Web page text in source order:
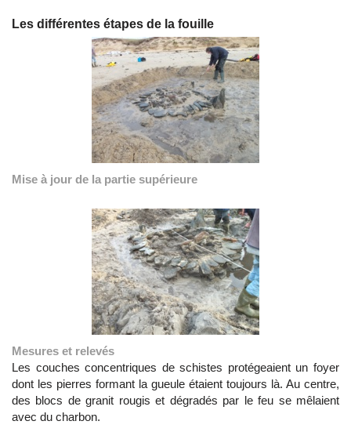
Les différentes étapes de la fouille
Mise à jour de la partie supérieure
Mesures et relevés
Les couches concentriques de schistes protégeaient un foyer
dont les pierres formant la gueule étaient toujours là. Au centre,
des blocs de granit rougis et dégradés par le feu se mêlaient
avec du charbon.